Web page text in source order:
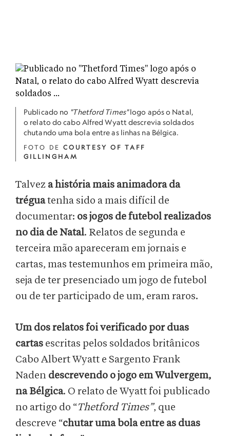
Publicado no "Thetford Times"logo após o Natal,
o relato do cabo Alfred Wyatt descrevia soldados
chutando uma bola entre as linhas na Bélgica.
FOTO DE COURTESY OF TAFF
GILLINGHAM
Talvez a história mais animadora da
tréguatenha sido a mais difícil de
documentar: os jogos de futebol realizados
no dia de Natal. Relatos de segunda e
terceira mão apareceram em jornais e
cartas, mas testemunhos em primeira mão,
seja de ter presenciado um jogo de futebol
ou de ter participado de um, eram raros.
Um dos relatos foi verificado por duas
cartas escritas pelos soldados britânicos
Cabo Albert Wyatt e Sargento Frank
Naden descrevendo o jogo em Wulvergem,
na Bélgica. O relato de Wyatt foi publicado
no artigo do “Thetford Times”, que
descreve “chutar uma bola entre as duas